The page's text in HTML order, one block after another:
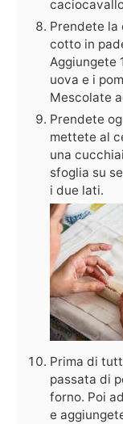
Prendete la
cotto in
Aggiungete
uova e i
Mescolate
Prendete
mettete al
una
sfoglia su
i due lati.
Prima di
passata di
forno. Poi
e